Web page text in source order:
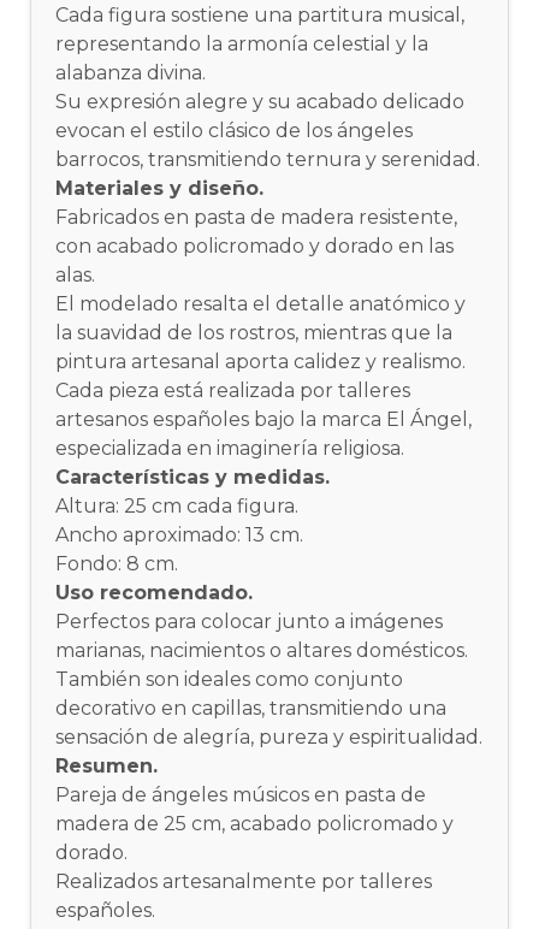
Cada figura sostiene una partitura musical,
representando la armonía celestial y la
alabanza divina.
Su expresión alegre y su acabado delicado
evocan el estilo clásico de los ángeles
barrocos, transmitiendo ternura y serenidad.
Materiales y diseño.
Fabricados en pasta de madera resistente,
con acabado policromado y dorado en las
alas.
El modelado resalta el detalle anatómico y
la suavidad de los rostros, mientras que la
pintura artesanal aporta calidez y realismo.
Cada pieza está realizada por talleres
artesanos españoles bajo la marca El Ángel,
especializada en imaginería religiosa.
Características y medidas.
Altura: 25 cm cada figura.
Ancho aproximado: 13 cm.
Fondo: 8 cm.
Uso recomendado.
Perfectos para colocar junto a imágenes
marianas, nacimientos o altares domésticos.
También son ideales como conjunto
decorativo en capillas, transmitiendo una
sensación de alegría, pureza y espiritualidad.
Resumen.
Pareja de ángeles músicos en pasta de
madera de 25 cm, acabado policromado y
dorado.
Realizados artesanalmente por talleres
españoles.